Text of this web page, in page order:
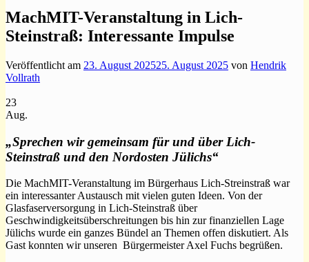
MachMIT-Veranstaltung in Lich-
Steinstraß: Interessante Impulse
Veröffentlicht am 23. August 202525. August 2025 von Hendrik
Vollrath
23
Aug.
„Sprechen wir gemeinsam für und über Lich-
Steinstraß und den Nordosten Jülichs“
Die MachMIT-Veranstaltung im Bürgerhaus Lich-Streinstraß war
ein interessanter Austausch mit vielen guten Ideen. Von der
Glasfaserversorgung in Lich-Steinstraß über
Geschwindigkeitsüberschreitungen bis hin zur finanziellen Lage
Jülichs wurde ein ganzes Bündel an Themen offen diskutiert. Als
Gast konnten wir unseren Bürgermeister Axel Fuchs begrüßen.